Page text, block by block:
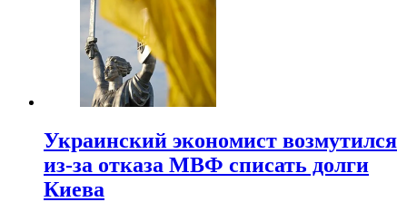
Украинский экономист возмутился
из-за отказа МВФ списать долги
Киева